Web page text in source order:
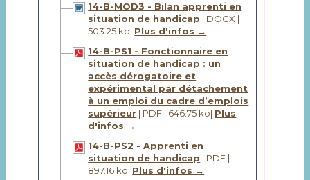
14-B-MOD3 - Bilan apprenti en
situation de handicap | DOCX |
503.25 ko| Plus d'infos →
14-B-PS1 - Fonctionnaire en
situation de handicap : un
accès dérogatoire et
expérimental par détachement
à un emploi du cadre d’emplois
supérieur | PDF | 646.75 ko| Plus
d'infos →
14-B-PS2 - Apprenti en
situation de handicap | PDF |
897.16 ko| Plus d'infos →